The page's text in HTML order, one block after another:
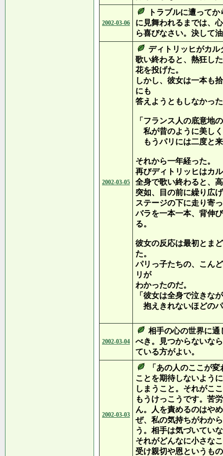
2002-03-06
トラブルに遭って
に見舞われるまでは、
ら喜びなさい。決して
2002-03-05
ディトリッヒがカル
歌い終わると、熱狂し
花を投げた。
しかし、彼女は一本も
にも
答えようともしなかっ
「フランス人の底意地
私が昔のように美し
もうパリには二度と
それから一年経った。
再びディトリッヒはカ
全身で歌い終わると、
突如、目の前に繰り広
ステージの下に走り寄
バラを一本一本、背伸
る。
彼女の反応は最初とま
た。
パリっ子たちの、こん
リが
わかったのだ。
「彼女は全身で泣きな
抱えきれないほどの
2002-03-04
相手の心の世界に通
べき。見つからないな
ている方がよい。
2002-03-03
「あの人のここが
ことを期待しないよう
しまうこと。それがこ
もうけっこうです。苦
ん。人を責めるのはや
ぜ、私の気持ちがわか
う。相手は気づいてい
それがどんなに小さな
受け親切や恩というも